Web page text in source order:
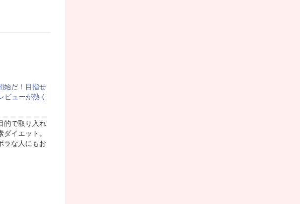
始だ！目指せ
ビューが熱く
的で取り入れ
イエット。
ラな人にもお